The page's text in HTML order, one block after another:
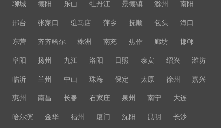
聊城 德阳 乐山 牡丹江 景德镇 滁州 南阳
邢台 张家口 驻马店 萍乡 抚顺 包头 海口
东营 齐齐哈尔 株洲 南充 焦作 廊坊 邯郸
阜阳 扬州 九江 洛阳 日照 泰安 绍兴 潍坊
临沂 兰州 中山 珠海 保定 太原 徐州 嘉兴
惠州 南昌 长春 石家庄 泉州 南宁 大连
哈尔滨 金华 福州 厦门 沈阳 昆明 长沙